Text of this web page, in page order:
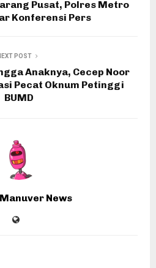
Pusat, Polres Metro
Konferensi Pers
POST
Anaknya, Cecep Noor
Pecat Oknum Petinggi
BUMD
News